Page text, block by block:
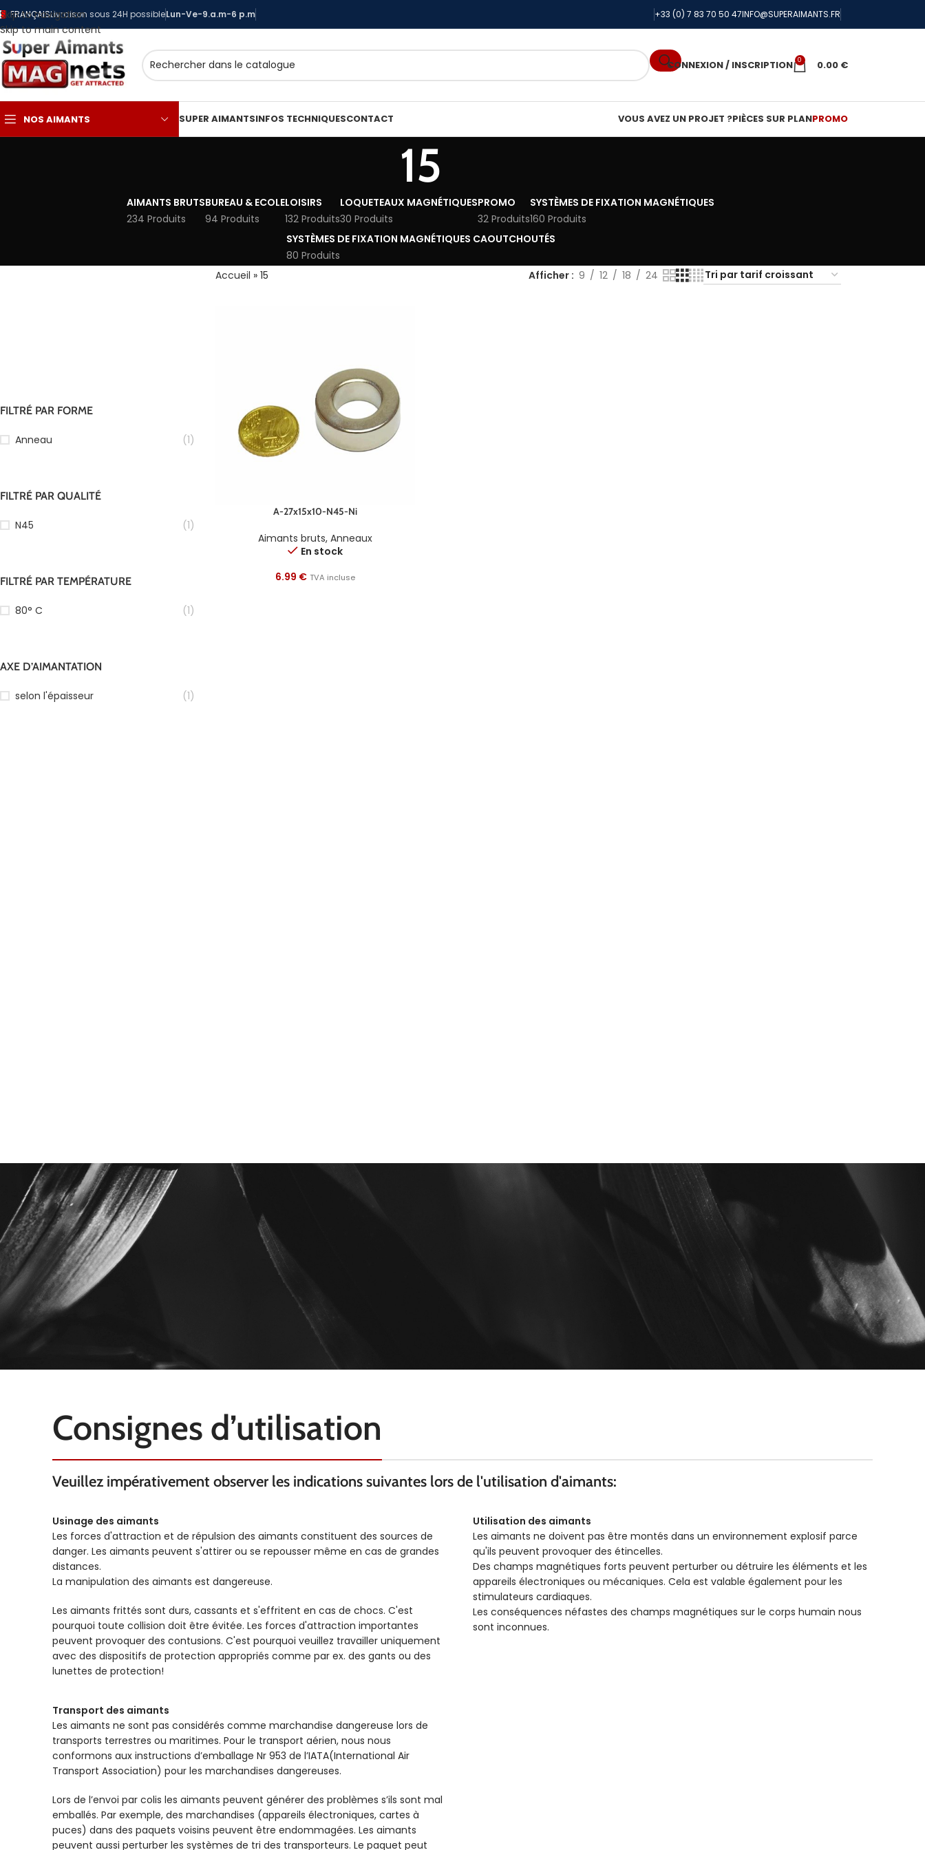
Skip to navigation
Skip to main content
FRANÇAISLivraison sous 24H possibleLun-Ve-9.a.m-6 p.m +33 (0) 7 83 70 50 47INFO@SUPERAIMANTS.FR
CONNEXION / INSCRIPTION 0 0.00 €
NOS AIMANTS SUPER AIMANTSINFOS TECHNIQUESCONTACT VOUS AVEZ UN PROJET ?PIÈCES SUR PLANPROMO
15
AIMANTS BRUTS
234 Produits
BUREAU & ECOLE
94 Produits
LOISIRS
132 Produits
LOQUETEAUX MAGNÉTIQUES
30 Produits
PROMO
32 Produits
SYSTÈMES DE FIXATION MAGNÉTIQUES
160 Produits
SYSTÈMES DE FIXATION MAGNÉTIQUES CAOUTCHOUTÉS
80 Produits
FILTRÉ PAR FORME
Anneau (1)
FILTRÉ PAR QUALITÉ
N45 (1)
FILTRÉ PAR TEMPÉRATURE
80° C (1)
AXE D’AIMANTATION
selon l'épaisseur (1)
Accueil » 15 Afficher 9 12 18 24
A-27x15x10-N45-Ni
Aimants bruts, Anneaux
En stock
6.99 € TVA incluse
Consignes d’utilisation
Veuillez impérativement observer les indications suivantes lors de l'utilisation d'aimants:
Usinage des aimants
Les forces d'attraction et de répulsion des aimants constituent des sources de
danger. Les aimants peuvent s'attirer ou se repousser même en cas de grandes
distances.
La manipulation des aimants est dangereuse.
Les aimants frittés sont durs, cassants et s'effritent en cas de chocs. C'est
pourquoi toute collision doit être évitée. Les forces d'attraction importantes
peuvent provoquer des contusions. C'est pourquoi veuillez travailler uniquement
avec des dispositifs de protection appropriés comme par ex. des gants ou des
lunettes de protection!
Transport des aimants
Les aimants ne sont pas considérés comme marchandise dangereuse lors de
transports terrestres ou maritimes. Pour le transport aérien, nous nous
conformons aux instructions d’emballage Nr 953 de l’IATA(International Air
Transport Association) pour les marchandises dangereuses.
Lors de l’envoi par colis les aimants peuvent générer des problèmes s’ils sont mal
emballés. Par exemple, des marchandises (appareils électroniques, cartes à
puces) dans des paquets voisins peuvent être endommagées. Les aimants
peuvent aussi perturber les systèmes de tri des transporteurs. Le paquet peut
Utilisation des aimants
Les aimants ne doivent pas être montés dans un environnement explosif parce
qu'ils peuvent provoquer des étincelles.
Des champs magnétiques forts peuvent perturber ou détruire les éléments et les
appareils électroniques ou mécaniques. Cela est valable également pour les
stimulateurs cardiaques.
Les conséquences néfastes des champs magnétiques sur le corps humain nous
sont inconnues.